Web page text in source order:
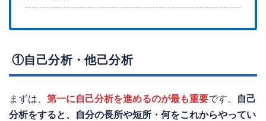
①自己分析・他己分析
まずは、 第一に自己分析を進めるのが最も重要です。
自己
分析をすると、自分の長所や短所・何をこれからやってい